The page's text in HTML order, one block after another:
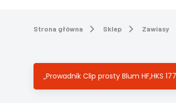
Strona główna Sklep Zawiasy
„Prowadnik Clip prosty Blum HF,HKS